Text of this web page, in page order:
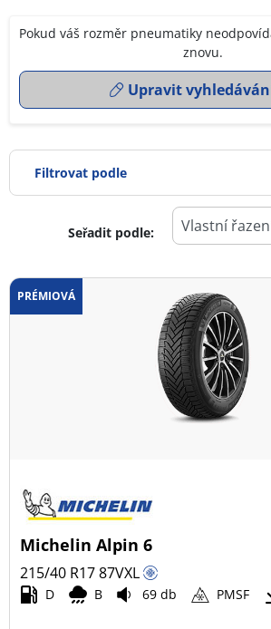
Pokud váš rozměr pneumatiky
znovu.
Upravit
Filtrovat podle
Typ pneumatiky
Všechny typy (37)
Typ vozidla
Všechny typy (37)
Osobní vůz (37)
4x4 (0)
Seřadit podle:
PRÉMIOVÁ
Michelin Alpin 6
215/40 R1787VXL
D B 69 db PMSF